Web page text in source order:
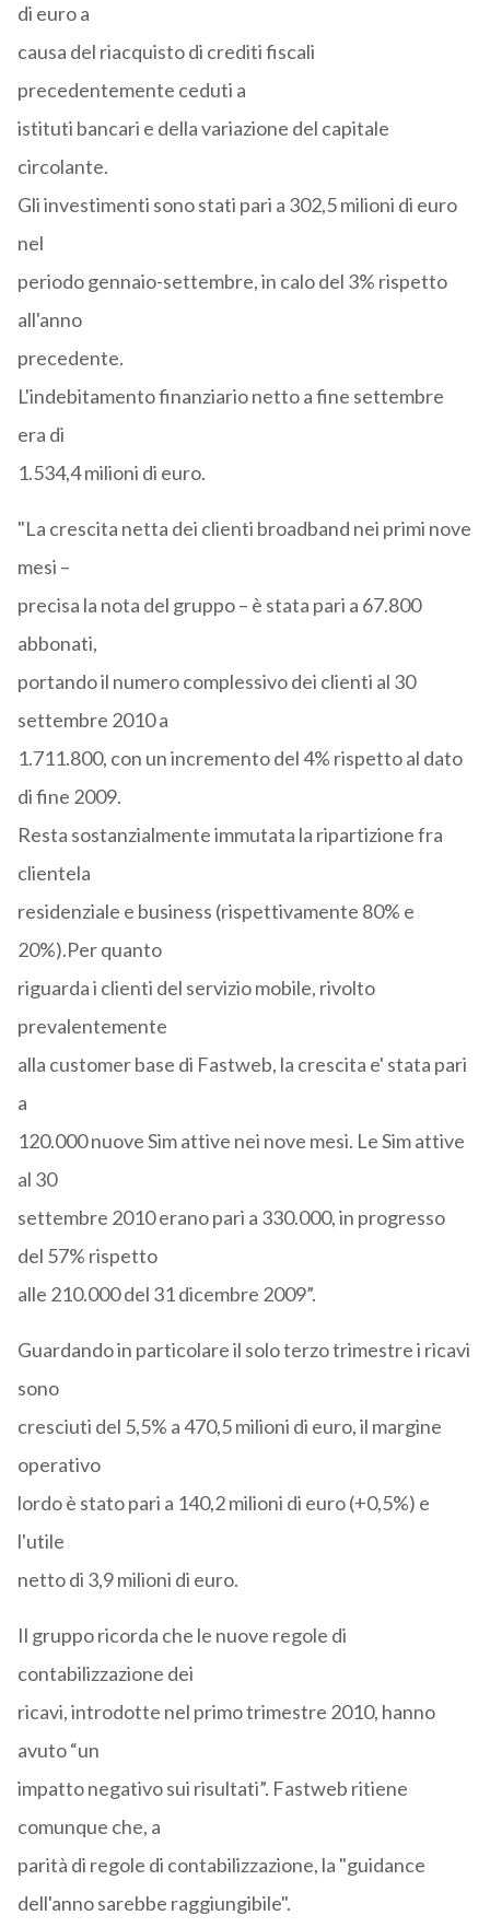
di euro a
causa del riacquisto di crediti fiscali
precedentemente ceduti a
istituti bancari e della variazione del capitale
circolante.
Gli investimenti sono stati pari a 302,5 milioni di euro
nel
periodo gennaio-settembre, in calo del 3% rispetto
all'anno
precedente.
L'indebitamento finanziario netto a fine settembre
era di
1.534,4 milioni di euro.
"La crescita netta dei clienti broadband nei primi nove
mesi –
precisa la nota del gruppo – è stata pari a 67.800
abbonati,
portando il numero complessivo dei clienti al 30
settembre 2010 a
1.711.800, con un incremento del 4% rispetto al dato
di fine 2009.
Resta sostanzialmente immutata la ripartizione fra
clientela
residenziale e business (rispettivamente 80% e
20%).Per quanto
riguarda i clienti del servizio mobile, rivolto
prevalentemente
alla customer base di Fastweb, la crescita e' stata pari
a
120.000 nuove Sim attive nei nove mesi. Le Sim attive
al 30
settembre 2010 erano pari a 330.000, in progresso
del 57% rispetto
alle 210.000 del 31 dicembre 2009”.
Guardando in particolare il solo terzo trimestre i ricavi
sono
cresciuti del 5,5% a 470,5 milioni di euro, il margine
operativo
lordo è stato pari a 140,2 milioni di euro (+0,5%) e
l'utile
netto di 3,9 milioni di euro.
Il gruppo ricorda che le nuove regole di
contabilizzazione dei
ricavi, introdotte nel primo trimestre 2010, hanno
avuto “un
impatto negativo sui risultati”. Fastweb ritiene
comunque che, a
parità di regole di contabilizzazione, la "guidance
dell'anno sarebbe raggiungibile".